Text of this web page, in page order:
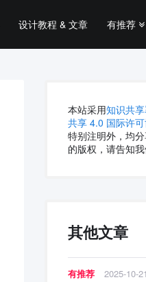
设计教程 & 文章 有推荐
本站采用知识共
共享 4.0 国际许
特别注明外，均
的版权，请告知
其他文章
有推荐 2025-10-21